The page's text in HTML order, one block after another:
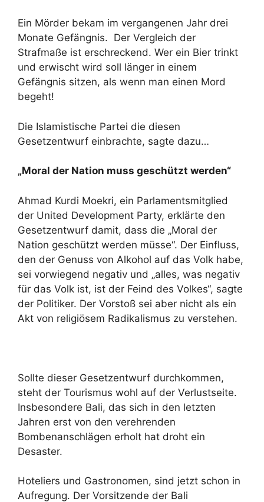
Ein Mörder bekam im vergangenen Jahr drei
Monate Gefängnis. Der Vergleich der
Strafmaße ist erschreckend. Wer ein Bier trinkt
und erwischt wird soll länger in einem
Gefängnis sitzen, als wenn man einen Mord
begeht!
Die Islamistische Partei die diesen
Gesetzentwurf einbrachte, sagte dazu…
„Moral der Nation muss geschützt werden“
Ahmad Kurdi Moekri, ein Parlamentsmitglied
der United Development Party, erklärte den
Gesetzentwurf damit, dass die „Moral der
Nation geschützt werden müsse“. Der Einfluss,
den der Genuss von Alkohol auf das Volk habe,
sei vorwiegend negativ und „alles, was negativ
für das Volk ist, ist der Feind des Volkes“, sagte
der Politiker. Der Vorstoß sei aber nicht als ein
Akt von religiösem Radikalismus zu verstehen.
Sollte dieser Gesetzentwurf durchkommen,
steht der Tourismus wohl auf der Verlustseite.
Insbesondere Bali, das sich in den letzten
Jahren erst von den verehrenden
Bombenanschlägen erholt hat droht ein
Desaster.
Hoteliers und Gastronomen, sind jetzt schon in
Aufregung. Der Vorsitzende der Bali